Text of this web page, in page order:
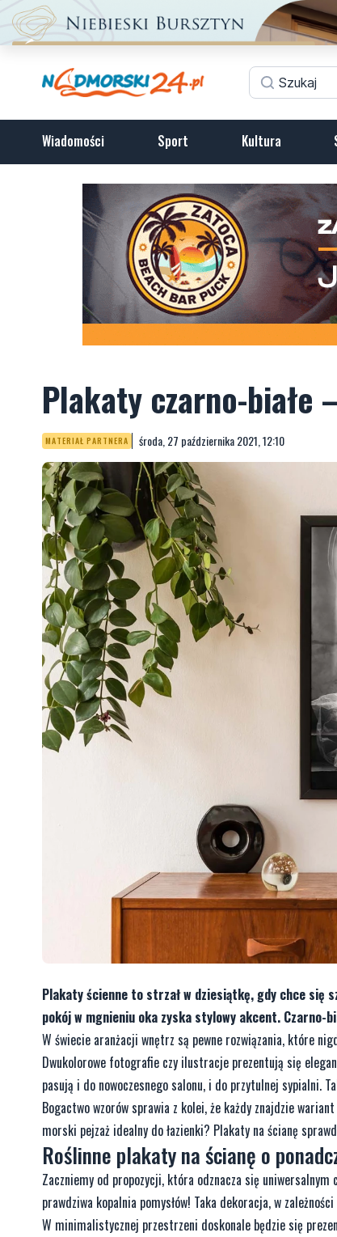
Wiadomości Sport Kultura
Plakaty czarno-białe
MATERIAŁ PARTNERA środa, 27 października 2021, 12:10
Plakaty ścienne to strzał w dziesiątkę, gdy chce się
pokój w mgnieniu oka zyska stylowy akcent. Czarno-
W świecie aranżacji wnętrz są pewne rozwiązania, które
Dwukolorowe fotografie czy ilustracje prezentują się
pasują i do nowoczesnego salonu, i do przytulnej sypialni.
Bogactwo wzorów sprawia z kolei, że każdy znajdzie
morski pejzaż idealny do łazienki? Plakaty na ścianę
Roślinne plakaty na ścianę o
Zaczniemy od propozycji, która odznacza się
prawdziwa kopalnia pomysłów! Taka dekoracja, w
W minimalistycznej przestrzeni doskonale będzie się